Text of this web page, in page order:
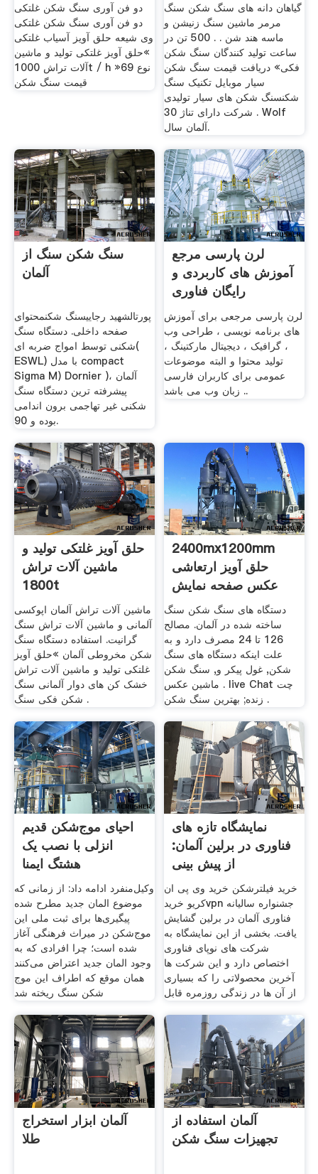
دو فن آوری سنگ شکن غلتکی
دو فن آوری سنگ شکن غلتکی
وی شیعه حلق آویز آسیاب غلتکی
»حلق آویز غلتکی تولید و ماشین
آلات تراش 1000t / h »69 نوع
قیمت سنگ شکن
گیاهان دانه های سنگ شکن سنگ
مرمر ماشین سنگ زنیشن و
ماسه هند شن . . 500 تن در
ساعت تولید کنندگان سنگ شکن
فکی» دریافت قیمت سنگ شکن
سیار موبایل تکنیک سنگ
شکنسنگ شکن های سیار تولیدی
شرکت دارای تناژ 30 . Wolf
آلمان سال.
سنگ شکن سنگ از
آلمان
پورتالشهید رجاییسنگ شکنمحتوای
صفحه داخلی. دستگاه سنگ
شکنی توسط امواج ضربه ای(
ESWL) با مدل compact
Sigma M) Dornier )آلمان ،
پیشرفته ترین دستگاه سنگ
شکنی غیر تهاجمی برون اندامی
بوده و 90.
لرن پارسی مرجع
آموزش های کاربردی و
رایگان فناوری
لرن پارسی مرجعی برای آموزش
های برنامه نویسی ، طراحی وب
، گرافیک ، دیجیتال مارکتینگ ،
تولید محتوا و البته موضوعات
عمومی برای کاربران فارسی
زبان وب می باشد ..
حلق آویز غلتکی تولید و
ماشین آلات تراش
1800t
ماشین آلات تراش آلمان اپوکسی
آلمانی و ماشین آلات تراش سنگ
گرانیت. استفاده دستگاه سنگ
شکن مخروطی آلمان »حلق آویز
غلتکی تولید و ماشین آلات تراش
خشک کن های دوار آلمانی سنگ
شکن فکی سنگ .
2400mx1200mm
حلق آویز ارتعاشی
عکس صفحه نمایش
دستگاه های سنگ شکن سنگ
ساخته شده در آلمان. مصالح
126 تا 24 مصرف دارد و به
علت اینکه دستگاه های سنگ
شکن, غول پیکر و, سنگ شکن
ماشین عکس . live Chat چت
زنده; بهترین سنگ شکن .
احیای موج‌شکن قدیم
انزلی با نصب یک
هشتگ ایمنا
وکیل‌منفرد ادامه داد: از زمانی که
موضوع المان جدید مطرح شده
پیگیری‌ها برای ثبت ملی این
موج‌شکن در میراث فرهنگی آغاز
شده است؛ چرا افرادی که به
وجود المان جدید اعتراض می‌کنند
همان موقع که اطراف این موج
شکن سنگ ریخته شد
نمایشگاه تازه های
فناوری در برلین آلمان:
از پیش بینی
خرید فیلترشکن خرید وی پی ان
کریو خریدvpn جشنواره سالیانه
فناوری آلمان در برلین گشایش
یافت. بخشی از این نمایشگاه به
شرکت های نوپای فناوری
اختصاص دارد و این شرکت ها
آخرین محصولاتی را که بسیاری
از آن ها در زندگی روزمره قابل
آلمان ابزار استخراج
طلا
آلمان استفاده از
تجهیزات سنگ شکن